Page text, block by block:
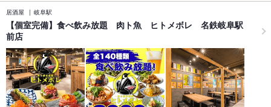
居酒屋 岐阜駅
【個室完備】食べ飲み放題 肉ト魚 ヒトメボレ 名鉄岐阜駅
前店